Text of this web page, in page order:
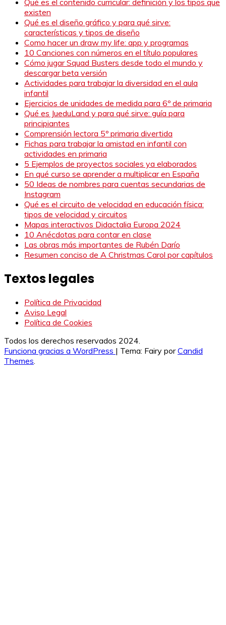
existen
Qué es el diseño gráfico y para qué sirve:
características y tipos de diseño
Como hacer un draw my life: app y programas
10 Canciones con números en el título populares
Cómo jugar Squad Busters desde todo el mundo y
descargar beta versión
Actividades para trabajar la diversidad en el aula
infantil
Ejercicios de unidades de medida para 6º de primaria
Qué es JueduLand y para qué sirve: guía para
principiantes
Comprensión lectora 5º primaria divertida
Fichas para trabajar la amistad en infantil con
actividades en primaria
5 Ejemplos de proyectos sociales ya elaborados
En qué curso se aprender a multiplicar en España
50 Ideas de nombres para cuentas secundarias de
Instagram
Qué es el circuito de velocidad en educación física:
tipos de velocidad y circuitos
Mapas interactivos Didactalia Europa 2024
10 Anécdotas para contar en clase
Las obras más importantes de Rubén Darío
Resumen conciso de A Christmas Carol por capítulos
Textos legales
Política de Privacidad
Aviso Legal
Política de Cookies
Todos los derechos reservados 2024.
Funciona gracias a WordPress | Tema: Fairy porCandid
Themes.